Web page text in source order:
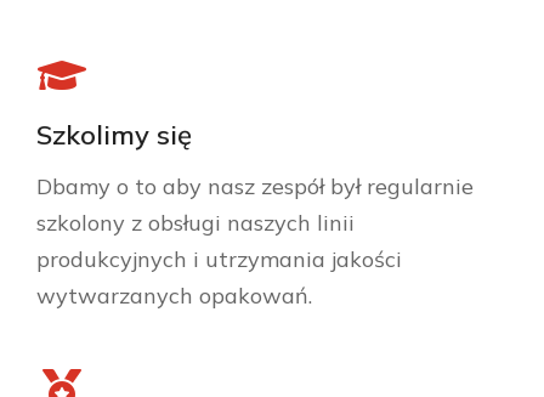
Szkolimy się
Dbamy o to aby nasz zespół był regularnie
szkolony z obsługi naszych linii
produkcyjnych i utrzymania jakości
wytwarzanych opakowań.